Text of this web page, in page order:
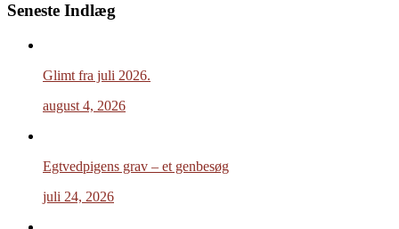
Seneste Indlæg
Glimt fra juli 2026.
august 4, 2026
Egtvedpigens grav – et genbesøg
juli 24, 2026